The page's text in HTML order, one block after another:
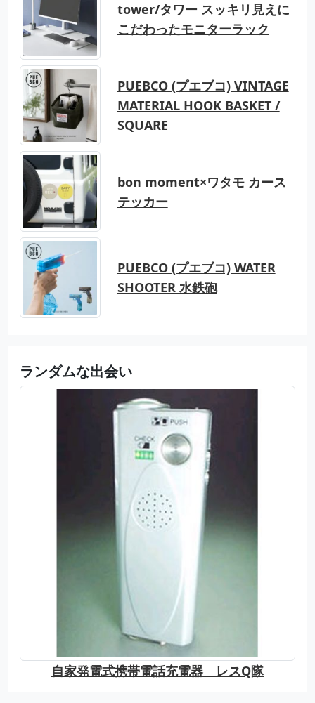
tower/タワー スッキリ見えに
こだわったモニターラック
PUEBCO (プエブコ) VINTAGE
MATERIAL HOOK BASKET /
SQUARE
bon moment×ワタモ カース
テッカー
PUEBCO (プエブコ) WATER
SHOOTER 水鉄砲
ランダムな出会い
自家発電式携帯電話充電器 レスQ隊